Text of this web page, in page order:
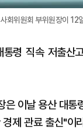
회위원회 부위원장이 12
령 직속 저출산
은 이날 용산 대
제 관료 출신"이